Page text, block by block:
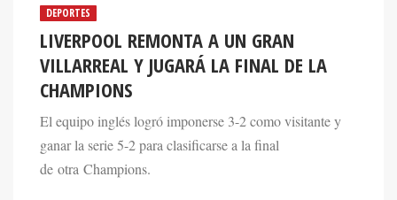
DEPORTES
LIVERPOOL REMONTA A UN GRAN
VILLARREAL Y JUGARÁ LA FINAL DE LA
CHAMPIONS
El equipo inglés logró imponerse 3-2 como visitante y
ganar la serie 5-2 para clasificarse a la final
de otra Champions.